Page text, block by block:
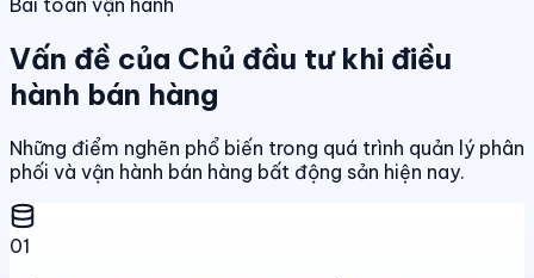
Vấn đề của Chủ đầu tư khi điều
hành bán hàng
Những điểm nghẽn phổ biến trong quá trình quản lý phân
phối và vận hành bán hàng bất động sản hiện nay.
01